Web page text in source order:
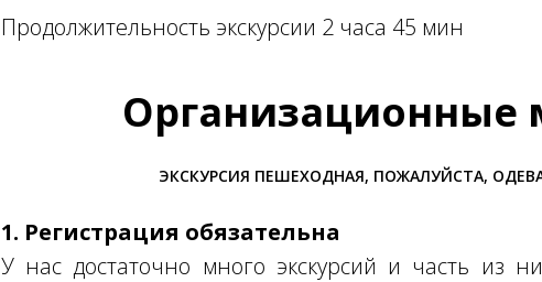
Продолжительность экскурсии 2 часа 45 мин
Организационные
ЭКСКУРСИЯ ПЕШЕХОДНАЯ, ПОЖАЛУЙСТА,
1. Регистрация обязательна
У нас достаточно много экскурсий и часть из